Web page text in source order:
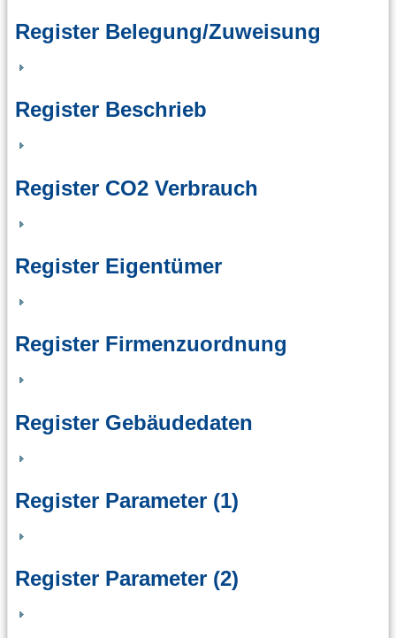
Register Belegung/Zuweisung
Register Beschrieb
Register CO2 Verbrauch
Register Eigentümer
Register Firmenzuordnung
Register Gebäudedaten
Register Parameter (1)
Register Parameter (2)